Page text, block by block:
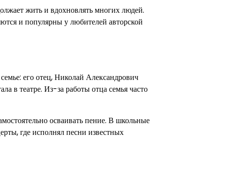
жить и вдохновлять многих людей.
и популярны у любителей авторской
его отец, Николай Александрович
в театре. Из-за работы отца семья часто
осваивать пение. В школьные
где исполнял песни известных